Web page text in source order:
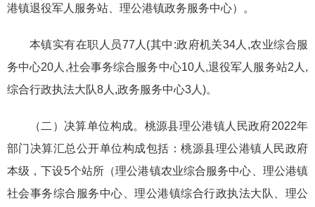
港镇退役军人服务站、理公港镇政务服务中心）。
本镇实有在职人员77人(其中:政府机关34人,农业综合服
务中心20人,社会事务综合服务中心10人,退役军人服务站2人,
综合行政执法大队8人,政务服务中心3人)。
（二）决算单位构成。桃源县理公港镇人民政府2022年
部门决算汇总公开单位构成包括：桃源县理公港镇人民政府
本级，下设5个站所（理公港镇农业综合服务中心、理公港镇
社会事务综合服务中心、理公港镇综合行政执法大队、理公